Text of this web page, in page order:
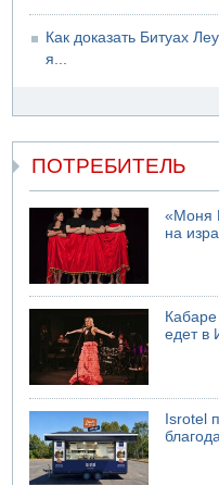
Как доказать Битуах
я...
ПОТРЕБИТЕЛЬ
«Моня
на
едет в
Isrotel